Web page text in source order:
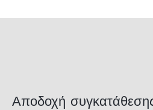
Αποδοχή